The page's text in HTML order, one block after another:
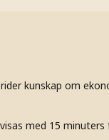
kunskap om
med 15 minuters